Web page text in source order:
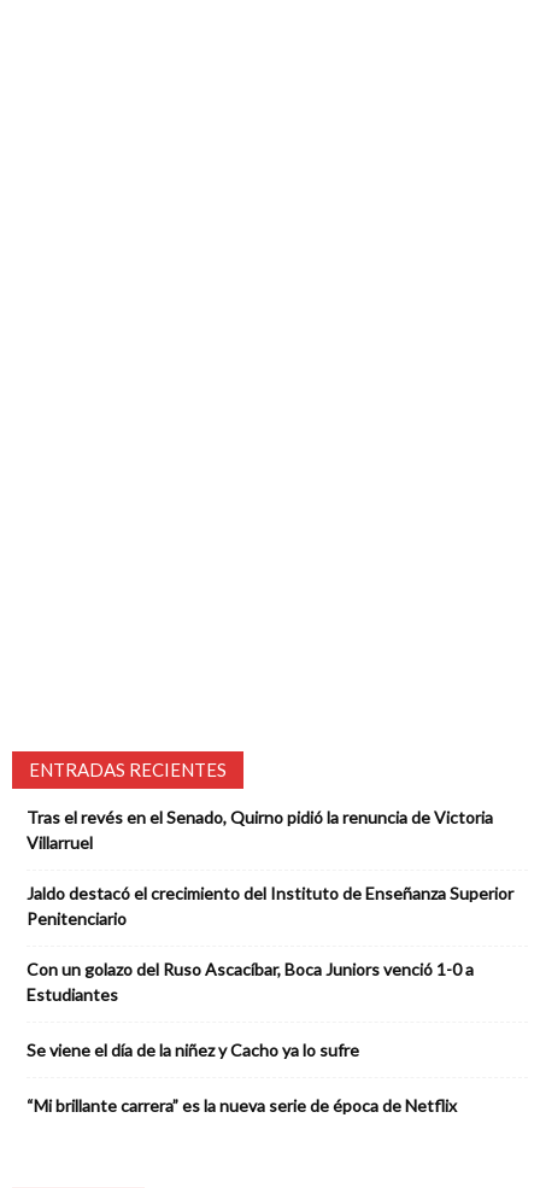
ENTRADAS RECIENTES
Tras el revés en el Senado, Quirno pidió la renuncia de Victoria
Villarruel
Jaldo destacó el crecimiento del Instituto de Enseñanza Superior
Penitenciario
Con un golazo del Ruso Ascacíbar, Boca Juniors venció 1-0 a
Estudiantes
Se viene el día de la niñez y Cacho ya lo sufre
“Mi brillante carrera” es la nueva serie de época de Netflix